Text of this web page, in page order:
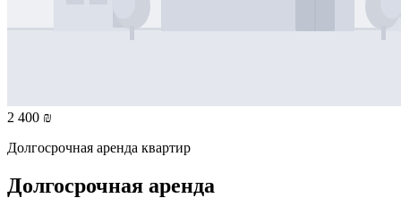
2 400 ₪
Долгосрочная аренда квартир
Долгосрочная аренда